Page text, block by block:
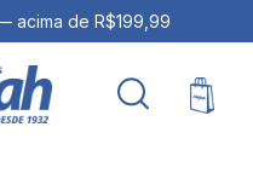
acima de R$199,99